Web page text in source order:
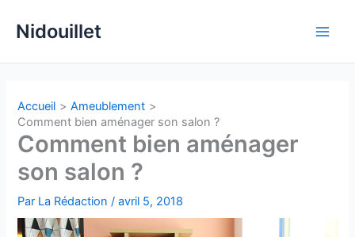
Nidouillet
Accueil
Ameublement
Comment bien aménager son salon ?
Comment bien aménager
son salon ?
Par La Rédaction/avril 5, 2018